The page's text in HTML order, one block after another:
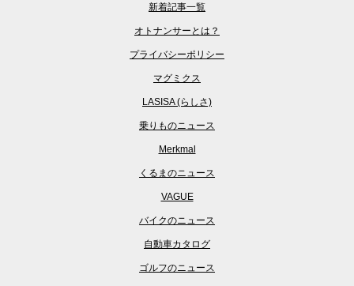
新着記事一覧
オトナンサーとは？
プライバシーポリシー
マグミクス
LASISA (らしさ)
乗りものニュース
Merkmal
くるまのニュース
VAGUE
バイクのニュース
自動車カタログ
ゴルフのニュース